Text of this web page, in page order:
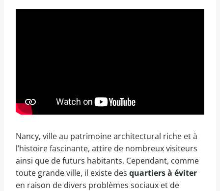
Nancy, ville au patrimoine architectural riche et à
l’histoire fascinante, attire de nombreux visiteurs
ainsi que de futurs habitants. Cependant, comme
toute grande ville, il existe des quartiers à éviter
en raison de divers problèmes sociaux et de